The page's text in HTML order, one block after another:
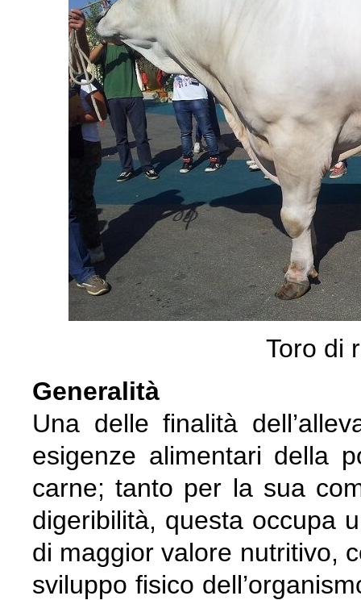
Toro di
Generalità
Una delle finalità
esigenze alimentari della
carne; tanto per la sua
digeribilità, questa occupa
di maggior valore nutritivo,
sviluppo fisico